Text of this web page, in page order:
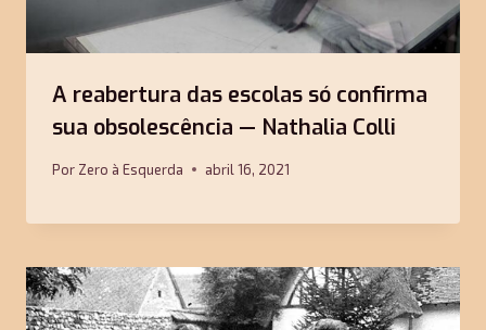
A reabertura das escolas só confirma
sua obsolescência — Nathalia Colli
Por Zero à Esquerda abril 16, 2021